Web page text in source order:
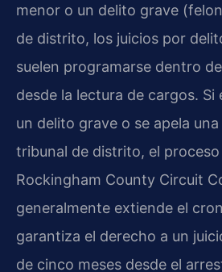
menor o un delito grave (
de distrito, los juicios por
suelen programarse dentro
desde la lectura de cargos. Si
un delito grave o se apela
tribunal de distrito, el proceso
Rockingham County Circuit
generalmente extiende el
garantiza el derecho a un
de cinco meses desde el